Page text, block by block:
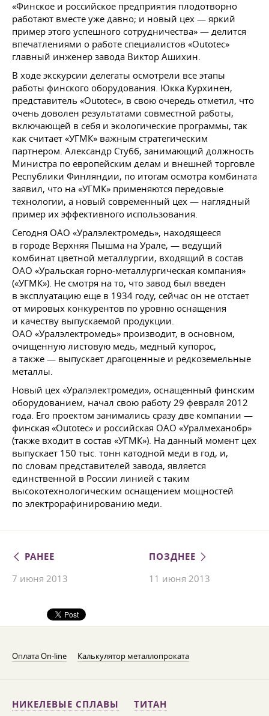
«Финское и российское предприятия плодотворно
работают вместе уже давно; и новый цех — яркий
пример этого успешного сотрудничества» — делится
впечатлениями о работе специалистов «Outotec»
главный инженер завода Виктор Ашихин.
В ходе экскурсии делегаты осмотрели все этапы
работы финского оборудования. Юкка Курхинен,
представитель «Outotec», в свою очередь отметил, что
очень доволен результатами совместной работы,
включающей в себя и экологические программы, так
как считает «УГМК» важным стратегическим
партнером. Александр Стубб, занимающий должность
Министра по европейским делам и внешней торговле
Республики Финляндии, по итогам осмотра комбината
заявил, что на «УГМК» применяются передовые
технологии, а новый современный цех — наглядный
пример их эффективного использования.
Сегодня ОАО «Уралэлектромедь», находящееся
в городе Верхняя Пышма на Урале, — ведущий
комбинат цветной металлургии, входящий в состав
ОАО «Уральская горно-металлургическая компания»
(«УГМК»). Не смотря на то, что завод был введен
в эксплуатацию еще в 1934 году, сейчас он не отстает
от мировых конкурентов по уровню оснащения
и качеству выпускаемой продукции.
ОАО «Уралэлектромедь» производит, в основном,
очищенную листовую медь, медный купорос,
а также — выпускает драгоценные и редкоземельные
металлы.
Новый цех «Уралэлектромеди», оснащенный финским
оборудованием, начал свою работу 29 февраля 2012
года. Его проектом занимались сразу две компании —
финская «Outotec» и российская ОАО «Уралмеханобр»
(также входит в состав «УГМК»). На данный момент цех
выпускает 150 тыс. тонн катодной меди в год, и,
по словам представителей завода, является
единственной в России линией с таким
высокотехнологическим оснащением мощностей
по электрорафинированию меди.
РАНЕЕ
7 июня 2013
ПОЗДНЕЕ
11 июня 2013
Оплата On-line Калькулятор металлопроката
НИКЕЛЕВЫЕ СПЛАВЫ ТИТАН